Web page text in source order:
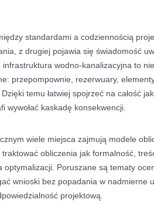
standardami a codziennością
z drugiej pojawia się świadomość
wodno-kanalizacyjna to
przepompownie, rezerwuary,
temu łatwiej spojrzeć na całość
wywołać kaskadę konsekwencji.
wiele miejsca zajmują modele
obliczenia jak formalność,
optymalizacji. Poruszane są tematy
wnioski bez popadania w nadmierne
projektową.